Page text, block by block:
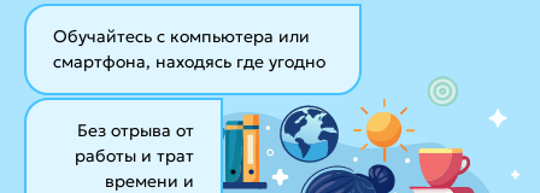
Обучайтесь с компьютера или
смартфона, находясь где угодно
Без отрыва от
работы и трат
времени и